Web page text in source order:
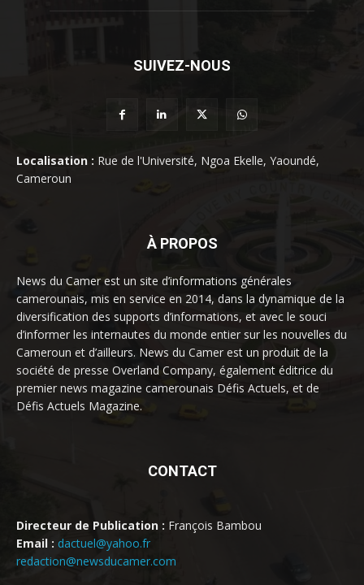
SUIVEZ-NOUS
Localisation : Rue de l'Université, Ngoa Ekelle, Yaoundé,
Cameroun
À PROPOS
News du Camer est un site d’informations générales
camerounais, mis en service en 2014, dans la dynamique de la
diversification des supports d’informations, et avec le souci
d’informer les internautes du monde entier sur les nouvelles du
Cameroun et d’ailleurs. News du Camer est un produit de la
société de presse Overland Company, également éditrice du
premier news magazine camerounais Défis Actuels, et de
Défis Actuels Magazine.
CONTACT
Directeur de Publication : François Bambou
Email : dactuel@yahoo.fr
redaction@newsducamer.com